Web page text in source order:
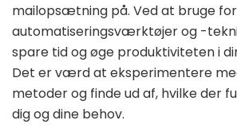
mailopsætning på. Ved at bruge
automatiseringsværktøjer og -
spare tid og øge produktiviteten i
Det er værd at eksperimentere
metoder og finde ud af, hvilke der
dig og dine behov.